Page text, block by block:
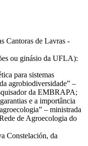
Cantoras de Lavras -
ou ginásio da UFLA):
para sistemas
agrobiodiversidade” –
da EMBRAPA;
e a importância
– ministrada
de Agroecologia do
Constelación, da